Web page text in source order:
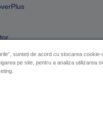
sunteți de acord cu stocarea cookie-
pe site, pentru a analiza utilizarea